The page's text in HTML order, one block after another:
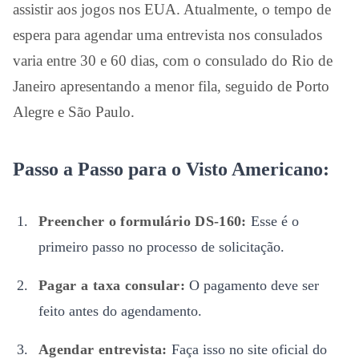
assistir aos jogos nos EUA. Atualmente, o tempo de
espera para agendar uma entrevista nos consulados
varia entre 30 e 60 dias, com o consulado do Rio de
Janeiro apresentando a menor fila, seguido de Porto
Alegre e São Paulo.
Passo a Passo para o Visto Americano:
Preencher o formulário DS-160: Esse é o
primeiro passo no processo de solicitação.
Pagar a taxa consular: O pagamento deve ser
feito antes do agendamento.
Agendar entrevista: Faça isso no site oficial do